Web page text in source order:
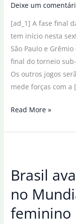
Deixe um
[ad_1] A fase final
tem início nesta
São Paulo e
final do torneio
Os outros jogos
mede forças com a
São
e
quartas
final
da
Read More »
Brasil
no
feminino